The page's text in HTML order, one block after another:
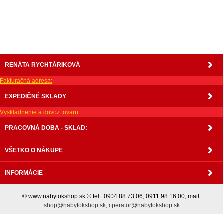
RENÁTA RYCHTÁRIKOVÁ
Fakturačná adresa:
EXPEDIČNÉ SKLADY
Vyskladnenie a dovoz tovaru:
PRACOVNÁ DOBA - SKLAD:
VŠETKO O NÁKUPE
INFORMÁCIE
© www.nabytokshop.sk © tel.: 0904 88 73 06, 0911 98 16 00, mail:
shop@nabytokshop.sk, operator@nabytokshop.sk